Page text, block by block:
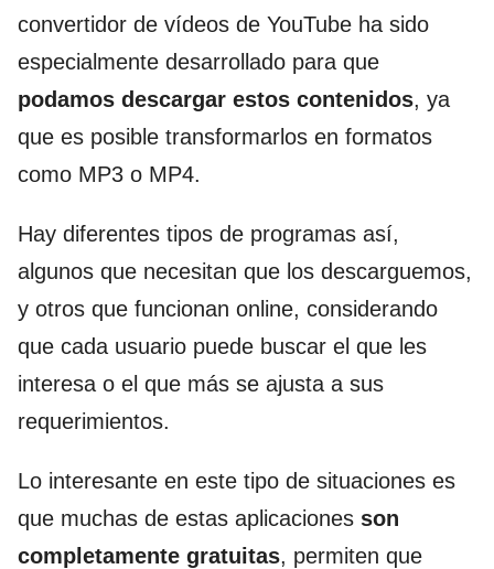
convertidor de vídeos de YouTube ha sido
especialmente desarrollado para que
podamos descargar estos contenidos, ya
que es posible transformarlos en formatos
como MP3 o MP4.
Hay diferentes tipos de programas así,
algunos que necesitan que los descarguemos,
y otros que funcionan online, considerando
que cada usuario puede buscar el que les
interesa o el que más se ajusta a sus
requerimientos.
Lo interesante en este tipo de situaciones es
que muchas de estas aplicaciones son
completamente gratuitas, permiten que